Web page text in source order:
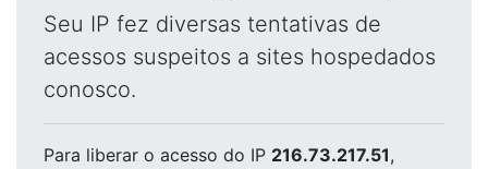
Seu IP fez diversas tentativas de
acessos suspeitos a sites hospedados
conosco.
Para liberar o acesso do IP 216.73.217.51,